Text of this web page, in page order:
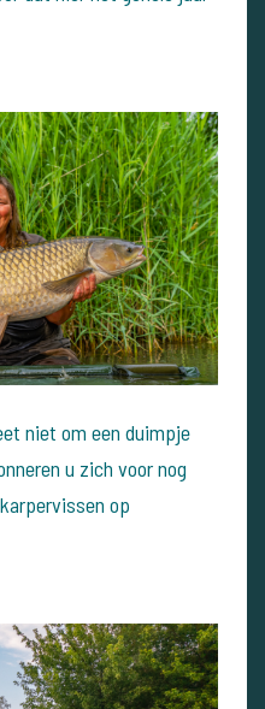
niet om een duimpje
u zich voor nog
op